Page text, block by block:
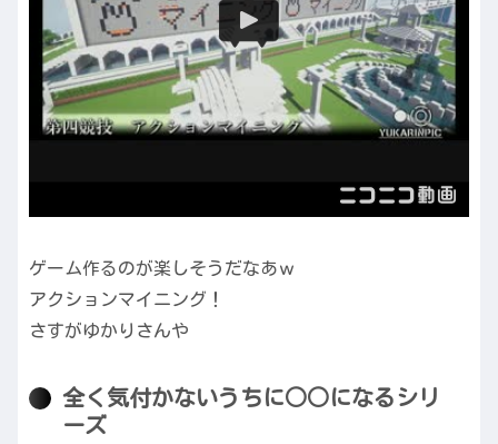
ゲーム作るのが楽しそうだなあｗ
アクションマイニング！
さすがゆかりさんや
全く気付かないうちに○○になるシリ
ーズ